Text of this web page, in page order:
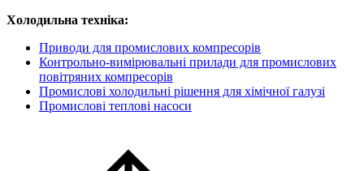
Холодильна техніка:
Приводи для промислових компресорів
Контрольно-вимірювальні прилади для промислових
повітряних компресорів
Промислові холодильні рішення для хімічної галузі
Промислові теплові насоси